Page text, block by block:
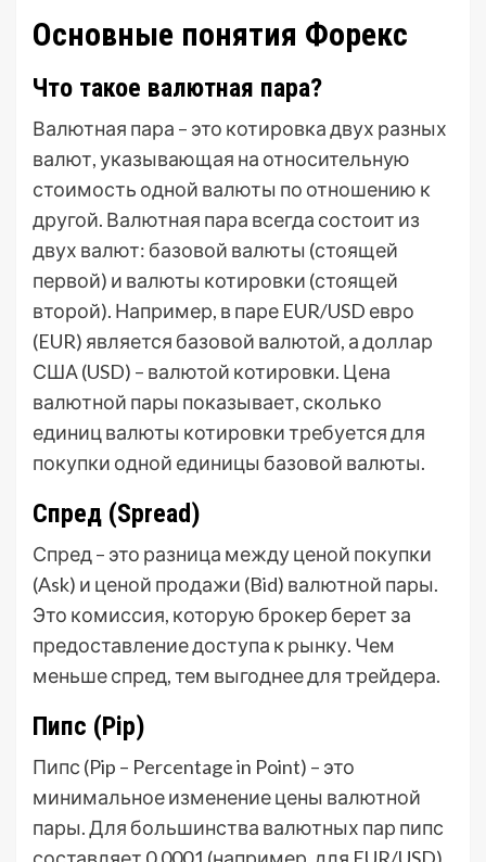
Основные понятия Форекс
Что такое валютная пара?
Валютная пара – это котировка двух разных
валют, указывающая на относительную
стоимость одной валюты по отношению к
другой. Валютная пара всегда состоит из
двух валют: базовой валюты (стоящей
первой) и валюты котировки (стоящей
второй). Например, в паре EUR/USD евро
(EUR) является базовой валютой, а доллар
США (USD) – валютой котировки. Цена
валютной пары показывает, сколько
единиц валюты котировки требуется для
покупки одной единицы базовой валюты.
Спред (Spread)
Спред – это разница между ценой покупки
(Ask) и ценой продажи (Bid) валютной пары.
Это комиссия, которую брокер берет за
предоставление доступа к рынку. Чем
меньше спред, тем выгоднее для трейдера.
Пипс (Pip)
Пипс (Pip – Percentage in Point) – это
минимальное изменение цены валютной
пары. Для большинства валютных пар пипс